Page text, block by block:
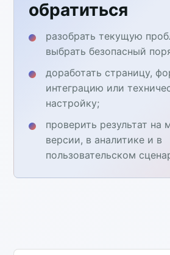
обратиться
разобрать текущую
выбрать безопасный
доработать страницу,
интеграцию или
настройку;
проверить результат на
версии, в аналитике и в
пользовательском